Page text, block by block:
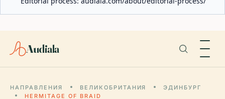
Audiala
НАПРАВЛЕНИЯ ВЕЛИКОБРИТАНИЯ
ЭДИНБУРГ
HERMITAGE OF BRAID